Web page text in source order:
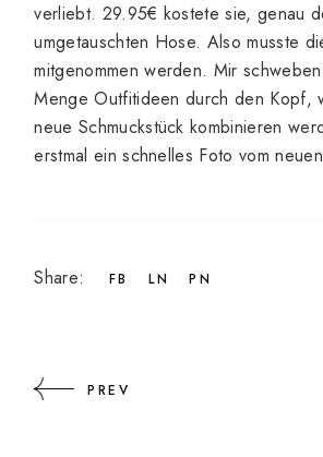
verliebt. 29.95€ kostete sie, genau
umgetauschten Hose. Also musste
mitgenommen werden. Mir
Menge Outfitideen durch den Kopf,
neue Schmuckstück kombinieren
erstmal ein schnelles Foto vom
Share: FB LN PN
PREV